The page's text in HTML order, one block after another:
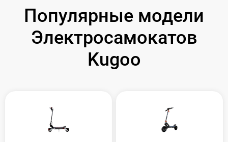
Популярные модели
Электросамокатов
Kugoo